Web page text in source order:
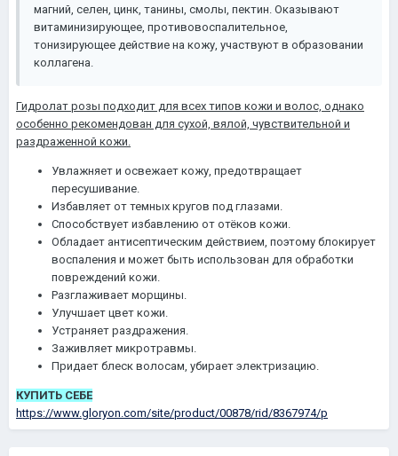
магний, селен, цинк, танины, смолы, пектин. Оказывают
витаминизирующее, противовоспалительное,
тонизирующее действие на кожу, участвуют в образовании
коллагена.
Гидролат розы подходит для всех типов кожи и волос, однако
особенно рекомендован для сухой, вялой, чувствительной и
раздраженной кожи.
Увлажняет и освежает кожу, предотвращает
пересушивание.
Избавляет от темных кругов под глазами.
Способствует избавлению от отёков кожи.
Обладает антисептическим действием, поэтому блокирует
воспаления и может быть использован для обработки
повреждений кожи.
Разглаживает морщины.
Улучшает цвет кожи.
Устраняет раздражения.
Заживляет микротравмы.
Придает блеск волосам, убирает электризацию.
КУПИТЬ СЕБЕ
https://www.gloryon.com/site/product/00878/rid/8367974/p